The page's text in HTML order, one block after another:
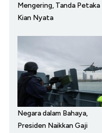
Mengering, Tanda Petaka
Kian Nyata
Negara dalam Bahaya,
Presiden Naikkan Gaji